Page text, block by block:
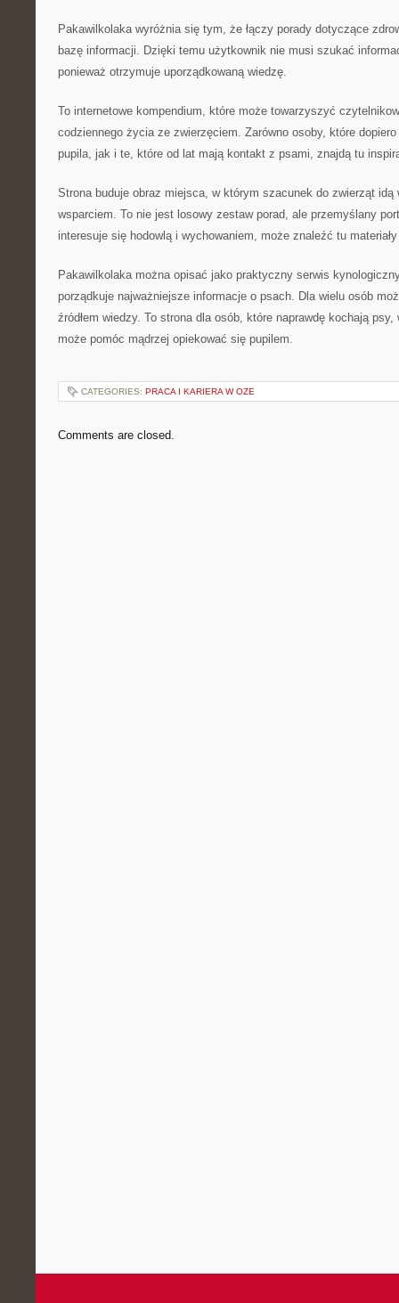
Pakawilkolaka wyróżnia się tym, że łączy porady dotyczące
bazę informacji. Dzięki temu użytkownik nie musi szukać
ponieważ otrzymuje uporządkowaną wiedzę.
To internetowe kompendium, które może towarzyszyć
codziennego życia ze zwierzęciem. Zarówno osoby, które
pupila, jak i te, które od lat mają kontakt z psami, znajdą tu
Strona buduje obraz miejsca, w którym szacunek do zwierząt idą
wsparciem. To nie jest losowy zestaw porad, ale przemyślany
interesuje się hodowlą i wychowaniem, może znaleźć tu
Pakawilkolaka można opisać jako praktyczny serwis
porządkuje najważniejsze informacje o psach. Dla wielu osób
źródłem wiedzy. To strona dla osób, które naprawdę kochają psy,
może pomóc mądrzej opiekować się pupilem.
CATEGORIES: PRACA I KARIERA W OZE
Comments are closed.